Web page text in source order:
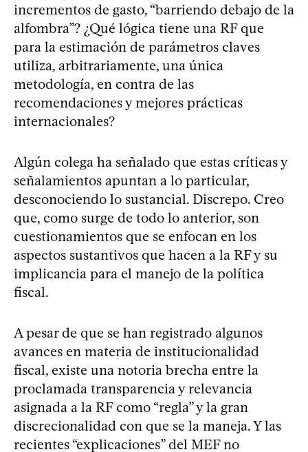
incrementos de gasto, “barriendo debajo de la
alfombra”? ¿Qué lógica tiene una RF que
para la estimación de parámetros claves
utiliza, arbitrariamente, una única
metodología, en contra de las
recomendaciones y mejores prácticas
internacionales?
Algún colega ha señalado que estas críticas y
señalamientos apuntan a lo particular,
desconociendo lo sustancial. Discrepo. Creo
que, como surge de todo lo anterior, son
cuestionamientos que se enfocan en los
aspectos sustantivos que hacen a la RF y su
implicancia para el manejo de la política
fiscal.
A pesar de que se han registrado algunos
avances en materia de institucionalidad
fiscal, existe una notoria brecha entre la
proclamada transparencia y relevancia
asignada a la RF como “regla” y la gran
discrecionalidad con que se la maneja. Y las
recientes “explicaciones” del MEF no